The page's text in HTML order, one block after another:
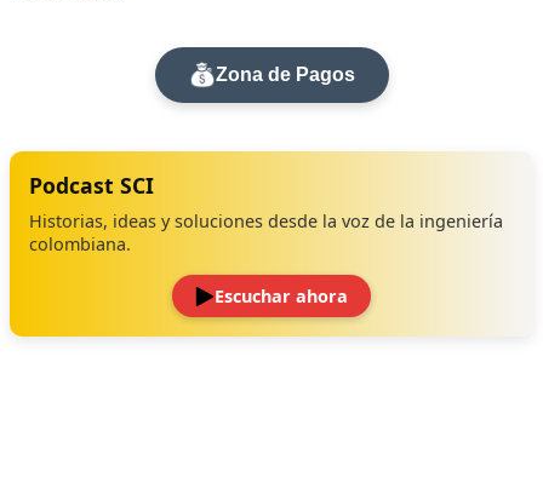
Zona de Pagos
Podcast SCI
Historias, ideas y soluciones desde la voz de la ingeniería
colombiana.
Escuchar ahora